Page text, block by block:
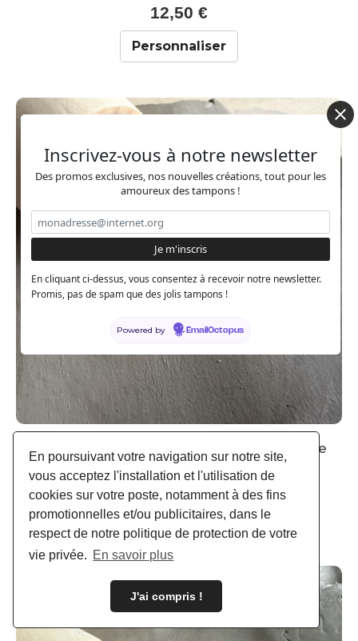
En poursuivant votre navigation sur notre site,
vous acceptez l'installation et l'utilisation de
cookies sur votre poste, notamment à des fins
promotionnelles et/ou publicitaires, dans le
respect de notre politique de protection de votre
vie privée. En savoir plus
J'ai compris !
12,50 €
Personnaliser
Tampon poterie Fabriqué en Champagne
9,95 €
Ajouter au panier Détails
Inscrivez-vous à notre newsletter
Des promos exclusives, nos nouvelles créations, tout pour les
amoureux des tampons !
En cliquant ci-dessus, vous consentez à recevoir notre newsletter.
Promis, pas de spam que des jolis tampons !
Powered by EmailOctopus